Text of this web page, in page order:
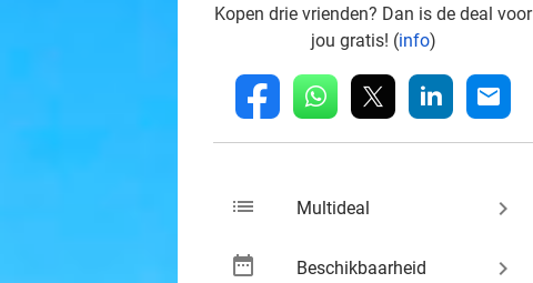
Kopen drie vrienden? Dan is de deal voor
jou gratis! (info)
fb whatsapp linkedin mail
list Multideal keyboard_arrow_right
date_range Beschikbaarheid keyboard_arrow_right